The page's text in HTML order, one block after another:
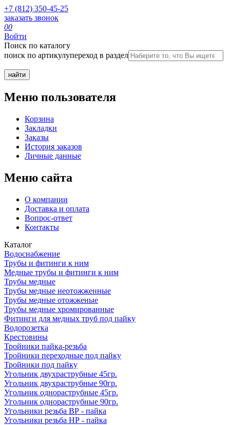
+7 (812) 350-45-25
заказать звонок
00
Войти
Поиск по каталогу
поиск по артикулупереход в раздел
Меню пользователя
Корзина
Закладки
Заказы
История заказов
Личные данные
Меню сайта
О компании
Доставка и оплата
Вопрос-ответ
Контакты
Каталог
Водоснабжение
Трубы и фитинги к ним
Медные трубы и фитинги к ним
Трубы медные
Трубы медные неотожженные
Трубы медные отожженые
Трубы медные хромированные
Фитинги для медных труб под пайку
Водорозетка
Крестовины
Тройники пайка-резьба
Тройники переходные под пайку
Тройники под пайку
Угольник двухраструбные 45гр.
Угольник двухраструбные 90гр.
Угольник однораструбные 45гр.
Угольник однораструбные 90гр.
Угольники резьба ВР - пайка
Угольники резьба НР - пайка